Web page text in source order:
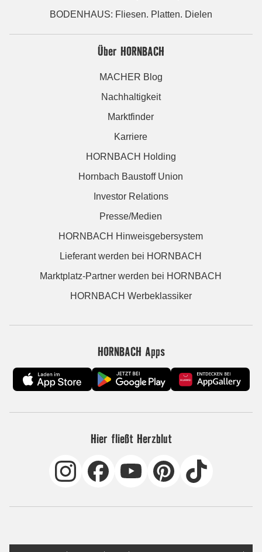
BODENHAUS: Fliesen. Platten. Dielen
Über HORNBACH
MACHER Blog
Nachhaltigkeit
Marktfinder
Karriere
HORNBACH Holding
Hornbach Baustoff Union
Investor Relations
Presse/Medien
HORNBACH Hinweisgebersystem
Lieferant werden bei HORNBACH
Marktplatz-Partner werden bei HORNBACH
HORNBACH Werbeklassiker
HORNBACH Apps
Hier fließt Herzblut